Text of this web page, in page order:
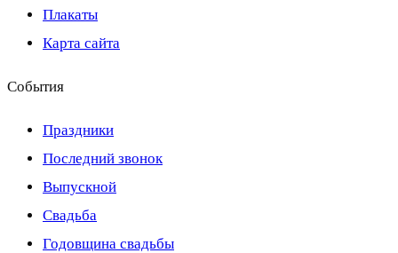
Плакаты
Карта сайта
События
Праздники
Последний звонок
Выпускной
Свадьба
Годовщина свадьбы